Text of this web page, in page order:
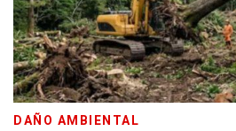
DAÑO AMBIENTAL